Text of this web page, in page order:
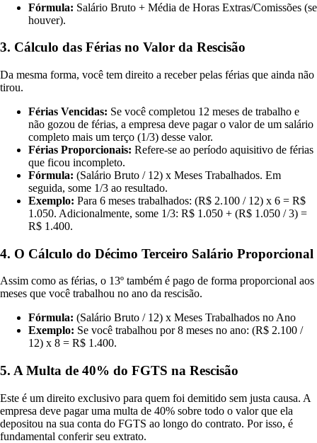
Fórmula: Salário Bruto + Média de Horas Extras/Comissões (se
houver).
3. Cálculo das Férias no Valor da Rescisão
Da mesma forma, você tem direito a receber pelas férias que ainda não
tirou.
Férias Vencidas: Se você completou 12 meses de trabalho e
não gozou de férias, a empresa deve pagar o valor de um salário
completo mais um terço (1/3) desse valor.
Férias Proporcionais: Refere-se ao período aquisitivo de férias
que ficou incompleto.
Fórmula: (Salário Bruto / 12) x Meses Trabalhados. Em
seguida, some 1/3 ao resultado.
Exemplo: Para 6 meses trabalhados: (R$ 2.100 / 12) x 6 = R$
1.050. Adicionalmente, some 1/3: R$ 1.050 + (R$ 1.050 / 3) =
R$ 1.400.
4. O Cálculo do Décimo Terceiro Salário Proporcional
Assim como as férias, o 13º também é pago de forma proporcional aos
meses que você trabalhou no ano da rescisão.
Fórmula: (Salário Bruto / 12) x Meses Trabalhados no Ano
Exemplo: Se você trabalhou por 8 meses no ano: (R$ 2.100 /
12) x 8 = R$ 1.400.
5. A Multa de 40% do FGTS na Rescisão
Este é um direito exclusivo para quem foi demitido sem justa causa. A
empresa deve pagar uma multa de 40% sobre todo o valor que ela
depositou na sua conta do FGTS ao longo do contrato. Por isso, é
fundamental conferir seu extrato.